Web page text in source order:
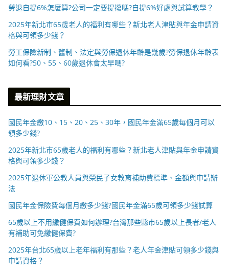
勞退自提6%怎麼算?公司一定要提撥嗎?自提6%好處與試算教學？
2025年新北市65歲老人的福利有哪些？新北老人津貼與年金申請資
格與可領多少錢？
勞工保險新制、舊制、法定與勞保退休年齡是幾歲?勞保退休年齡表
如何看?50、55、60歲退休會太早嗎?
最新理財文章
國民年金繳10、15、20、25、30年，國民年金滿65歲每個月可以
領多少錢?
2025年新北市65歲老人的福利有哪些？新北老人津貼與年金申請資
格與可領多少錢？
2025年退休軍公教人員與榮民子女教育補助費標準、金額與申請辦
法
國民年金保險費每個月繳多少錢?國民年金滿65歲可領多少錢試算
65歲以上不用繳健保費如何辦理?台灣那些縣市65歲以上長者/老人
有補助可免繳健保費?
2025年台北65歲以上老年福利有那些？老人年金津貼可領多少錢與
申請資格？